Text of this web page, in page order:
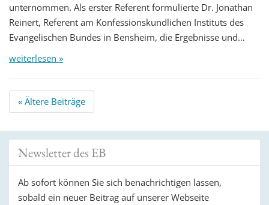
unternommen. Als erster Referent formulierte Dr. Jonathan
Reinert, Referent am Konfessionskundlichen Instituts des
Evangelischen Bundes in Bensheim, die Ergebnisse und…
weiterlesen »
Beitrags
Navigation
« Ältere Beiträge
Newsletter des EB
Ab sofort können Sie sich benachrichtigen lassen,
sobald ein neuer Beitrag auf unserer Webseite